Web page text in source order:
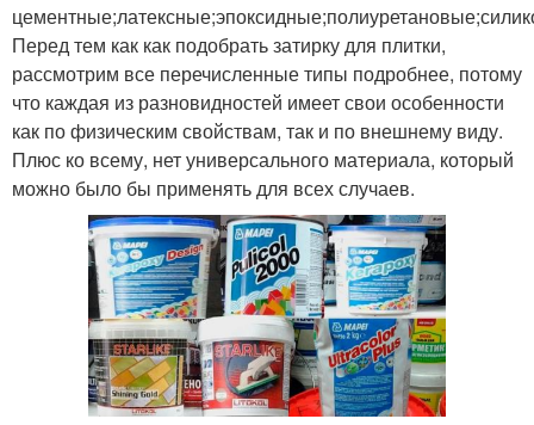
Перед тем как как подобрать затирку для плитки,
рассмотрим все перечисленные типы подробнее, потому
что каждая из разновидностей имеет свои особенности
как по физическим свойствам, так и по внешнему виду.
Плюс ко всему, нет универсального материала, который
можно было бы применять для всех случаев.